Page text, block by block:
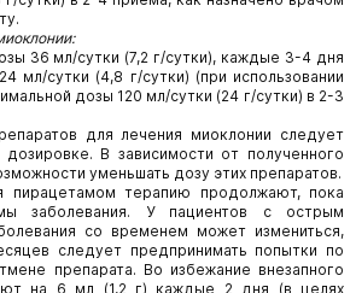
36 мл/сутки (7,2 г/сутки), каждые 3-4 дня
мл/сутки (4,8 г/сутки) (при использовании
дозы 120 мл/сутки (24 г/сутки) в 2-3
для лечения миоклонии следует
В зависимости от полученного
уменьшать дозу этих препаратов.
пирацетамом терапию продолжают, пока
заболевания. У пациентов с острым
со временем может измениться,
следует предпринимать попытки по
препарата. Во избежание внезапного
на 6 мл (1,2 г) каждые 2 дня (в целях